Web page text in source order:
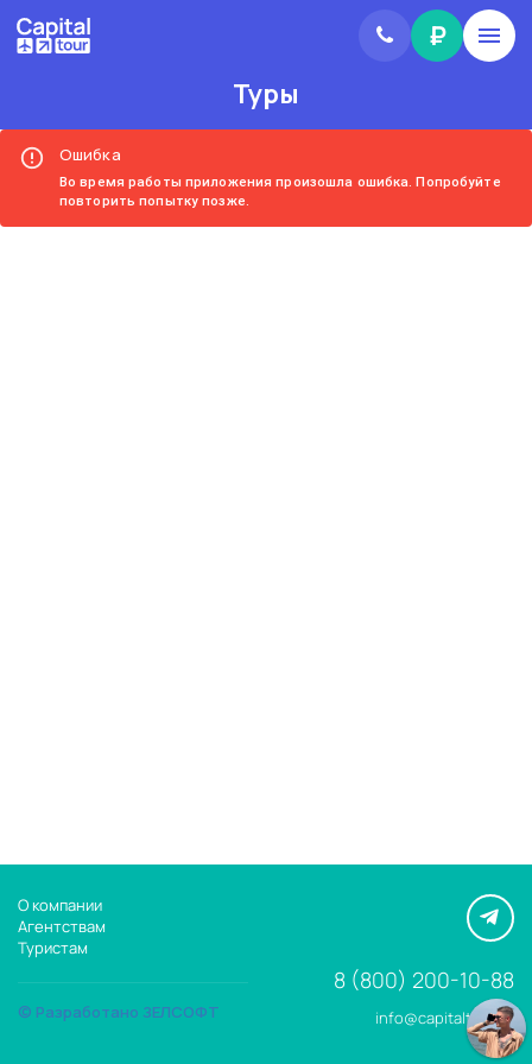
₽
Туры
Ошибка
Во время работы приложения произошла ошибка. Попробуйте
повторить попытку позже.
О компании
Агентствам
Туристам
© Разработано ЗЕЛСОФТ
8 (800) 200-10-88
info@capitaltour.ru